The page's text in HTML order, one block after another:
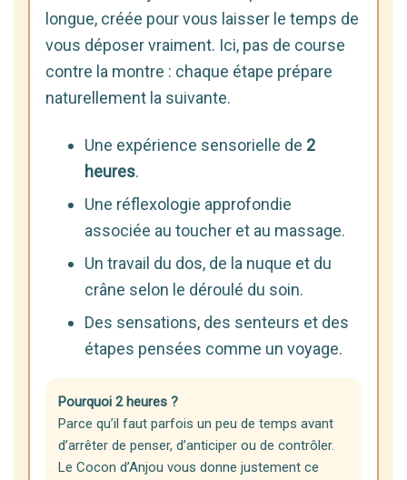
longue, créée pour vous laisser le temps de
vous déposer vraiment. Ici, pas de course
contre la montre : chaque étape prépare
naturellement la suivante.
Une expérience sensorielle de 2
heures.
Une réflexologie approfondie
associée au toucher et au massage.
Un travail du dos, de la nuque et du
crâne selon le déroulé du soin.
Des sensations, des senteurs et des
étapes pensées comme un voyage.
Pourquoi 2 heures ?
Parce qu’il faut parfois un peu de temps avant
d’arrêter de penser, d’anticiper ou de contrôler.
Le Cocon d’Anjou vous donne justement ce